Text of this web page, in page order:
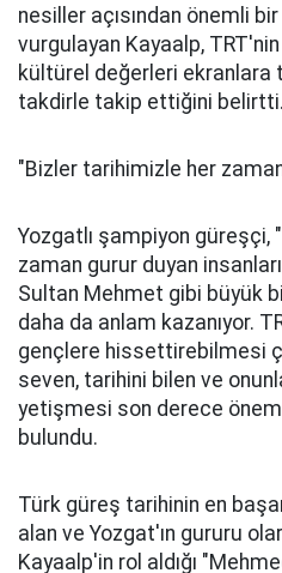
nesiller açısından önemli
vurgulayan Kayaalp,
kültürel değerleri ekranlara
takdirle takip ettiğini belirtti.
"Bizler tarihimizle her
Yozgatlı şampiyon güreşçi,
zaman gurur duyan
Sultan Mehmet gibi büyük
daha da anlam kazanıyor.
gençlere hissettirebilmesi
seven, tarihini bilen ve
yetişmesi son derece
bulundu.
Türk güreş tarihinin en
alan ve Yozgat'ın gururu
Kayaalp'in rol aldığı